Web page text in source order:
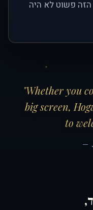
פשוט לא היה
"Whether you
big screen,
to
—